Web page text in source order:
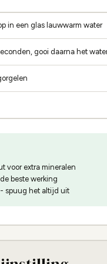
in een glas lauwwarm water
gooi daarna het
voor extra mineralen
beste werking
spuug het altijd uit